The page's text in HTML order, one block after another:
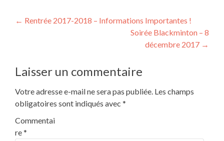
Post
← Rentrée 2017-2018 – Informations Importantes !
Soirée Blackminton – 8
décembre 2017 →
Laisser un commentaire
Votre adresse e-mail ne sera pas publiée. Les champs
obligatoires sont indiqués avec *
Commentai
re*